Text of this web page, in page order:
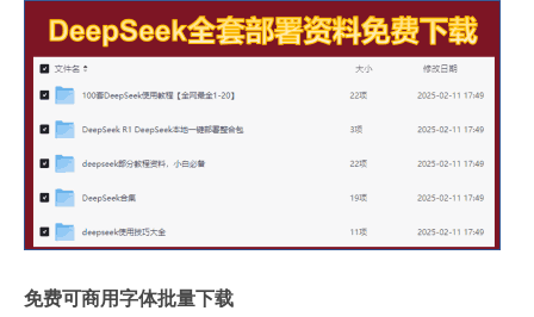
免费可商用字体批量下载